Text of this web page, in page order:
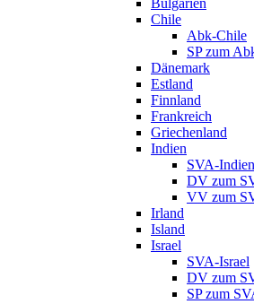
Chile
Abk-Chile
SP zum
Dänemark
Estland
Finnland
Frankreich
Griechenland
Indien
SVA-Indien
DV zum
VV zum
Irland
Island
Israel
SVA-Israel
DV zum
SP zum